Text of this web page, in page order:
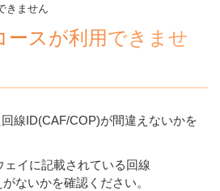
きません
ースが利用できませ
線ID(CAF/COP)が間違えないかを
イに記載されている回線
ないかを確認ください。